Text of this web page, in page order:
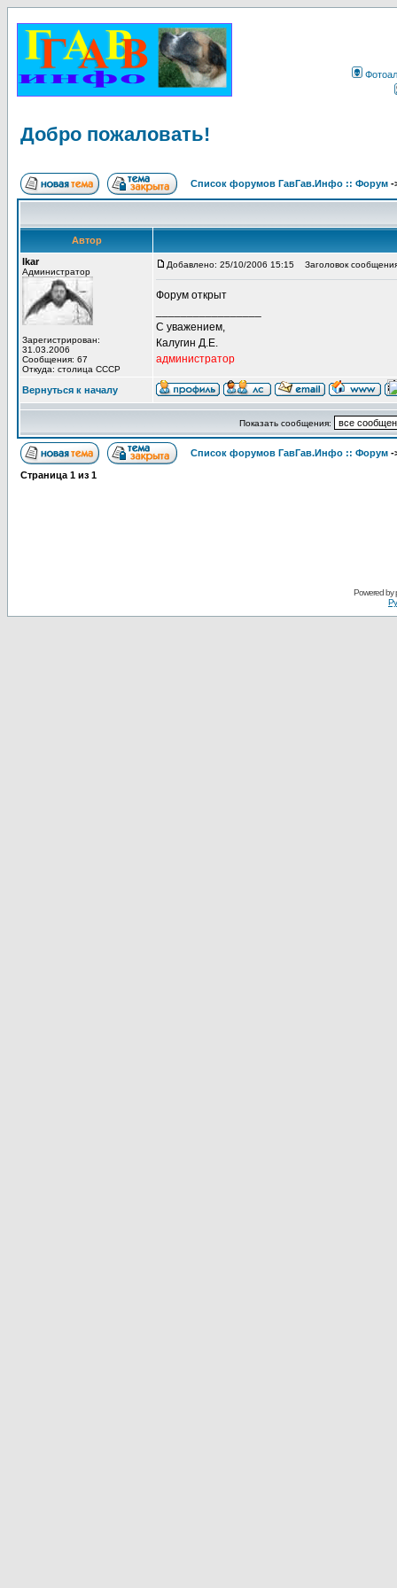
Добро пожаловать!
Список форумов ГавГав.Инфо :: Форум -
Автор
Ikar
Администратор
Зарегистрирован:
31.03.2006
Сообщения: 67
Откуда: столица СССР
Добавлено: 25/10/2006 15:15 Заголовок
Форум открыт
С уважением,
Калугин Д.Е.
администратор
Вернуться к началу
Показать сообщения:
Список форумов ГавГав.Инфо :: Форум -
Страница 1 из 1
Powered by